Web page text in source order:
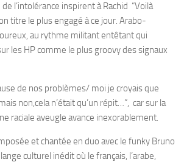
l’intolérance inspirent à Rachid “Voilà
titre le plus engagé à ce jour. Arabo-
au rythme militant entêtant qui
les HP comme le plus groovy des signaux
de nos problèmes/ moi je croyais que
non,cela n’était qu’un répit…”, car sur la
raciale aveugle avance inexorablement.
et chantée en duo avec le funky Bruno
culturel inédit où le français, l’arabe,